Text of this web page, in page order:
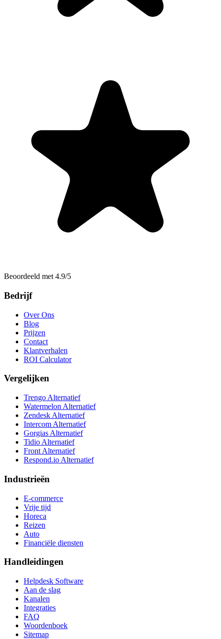
Beoordeeld met 4.9/5
Bedrijf
Over Ons
Blog
Prijzen
Contact
Klantverhalen
ROI Calculator
Vergelijken
Trengo Alternatief
Watermelon Alternatief
Zendesk Alternatief
Intercom Alternatief
Gorgias Alternatief
Tidio Alternatief
Front Alternatief
Respond.io Alternatief
Industrieën
E-commerce
Vrije tijd
Horeca
Reizen
Auto
Financiële diensten
Handleidingen
Helpdesk Software
Aan de slag
Kanalen
Integraties
FAQ
Woordenboek
Sitemap